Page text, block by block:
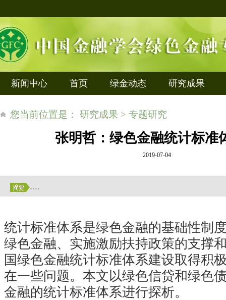
新闻中心 首页 绿金动态 研究成果
您当前位置是： 研究成果 > 专题研究
张明哲：绿色金融统计标准
2019-07-04
....
统计标准体系是绿色金融的基础性制
绿色金融、实施激励扶持政策的支撑
国绿色金融统计标准体系建设取得积
在一些问题。本文以绿色信贷和绿色
金融的统计标准体系进行探析。